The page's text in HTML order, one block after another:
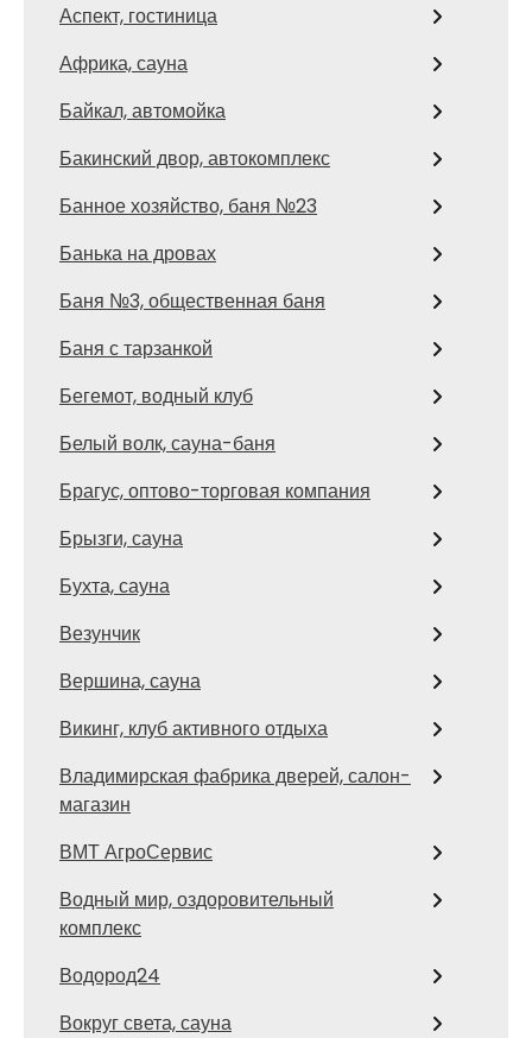
Аспект, гостиница
Африка, сауна
Байкал, автомойка
Бакинский двор, автокомплекс
Банное хозяйство, баня №23
Банька на дровах
Баня №3, общественная баня
Баня с тарзанкой
Бегемот, водный клуб
Белый волк, сауна-баня
Брагус, оптово-торговая компания
Брызги, сауна
Бухта, сауна
Везунчик
Вершина, сауна
Викинг, клуб активного отдыха
Владимирская фабрика дверей, салон-
магазин
ВМТ АгроСервис
Водный мир, оздоровительный
комплекс
Водород24
Вокруг света, сауна